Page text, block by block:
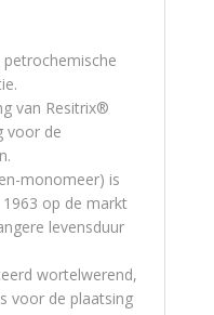
om
geven
altijd
is voor
(bv.
is het
een
in het
van Resitrix®
voor de
monomeer) is
op de markt
levensduur
wortelwerend,
voor de plaatsing